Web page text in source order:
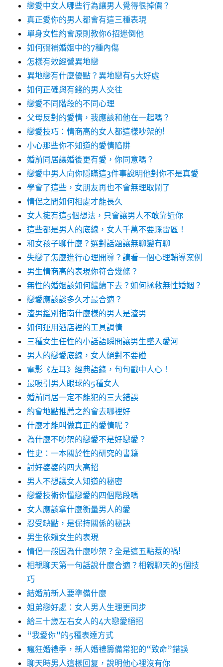
戀愛中女人哪些行為讓男人覺得很掉價？
真正愛你的男人都會有這三種表現
單身女性約會原則教你6招迷倒他
如何彌補婚姻中的7種內傷
怎樣有效經營異地戀
異地戀有什麼優點？異地戀有5大好處
如何正確與有錢的男人交往
戀愛不同階段的不同心理
父母反對的愛情，我應該和他在一起嗎？
戀愛技巧：情商高的女人都這樣吵架的!
小心那些你不知道的愛情陷阱
婚前同居讓婚後更有愛，你同意嗎？
戀愛中男人向你隱瞞這3件事說明他對你不是真愛
學會了這些，女朋友再也不會無理取鬧了
情侶之間如何相處才能長久
女人擁有這5個想法，只會讓男人不敢靠近你
這些都是男人的底線，女人千萬不要踩雷區！
和女孩子聊什麼？選對話題讓無聊變有聊
失戀了怎麼進行心理開導？請看一個心理輔導案例
男生情商高的表現你符合幾條？
無性的婚姻該如何繼續下去？如何拯救無性婚姻？
戀愛應該談多久才最合適？
渣男鑑別指南什麼樣的男人是渣男
如何運用酒店裡的工具調情
三種女生任性的小話語瞬間讓男生墜入愛河
男人的戀愛底線，女人絕對不要碰
電影《左耳》經典語錄，句句戳中人心！
最吸引男人眼球的5種女人
婚前同居一定不能犯的三大錯誤
約會地點推薦之約會去哪裡好
什麼才能叫做真正的愛情呢？
為什麼不吵架的戀愛不是好戀愛？
性史：一本關於性的研究的書籍
討好婆婆的四大高招
男人不想讓女人知道的秘密
戀愛技術你懂戀愛的四個階段嗎
女人應該拿什麼衡量男人的愛
忍受缺點，是保持關係的秘訣
男生依賴女生的表現
情侶一般因為什麼吵架？全是這五點惹的禍!
相親聊天第一句話說什麼合適？相親聊天的5個技
巧
結婚前新人要準備什麼
姐弟戀好處：女人男人生理更同步
給三十歲左右女人的4大戀愛絕招
“我愛你”的5種表達方式
瘋狂婚禮季，新人婚禮籌備常犯的“致命”錯誤
聊天時男人這樣回复，說明他心裡沒有你